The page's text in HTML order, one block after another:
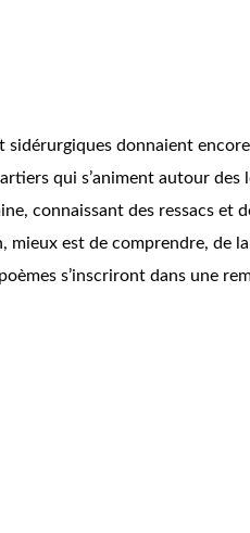
donnaient
qui s’animent autour
connaissant des ressacs
mieux est de comprendre,
s’inscriront dans une